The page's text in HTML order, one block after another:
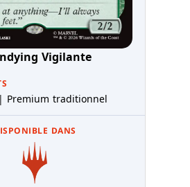
Vigilante
Premium traditionnel
DANS